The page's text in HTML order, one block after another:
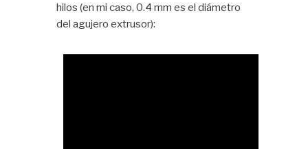
hilos (en mi caso, 0.4 mm es el diámetro
del agujero extrusor):